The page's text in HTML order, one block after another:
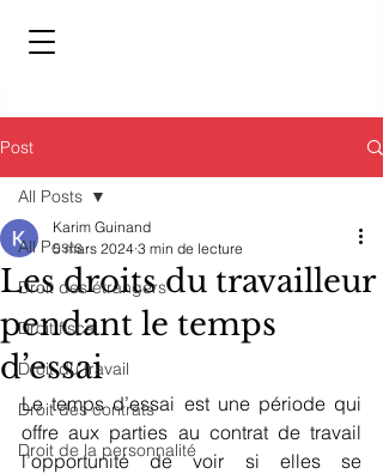
Post
All Posts
Droit des étrangers
Droit fiscal
Droit du travail
Droit des contrats
Droit de la personnalité
All Posts
Les droits du travailleur
pendant le temps
d’essai
Karim Guinand
5 mars 2024 3 min de lecture
Le temps d’essai est une période qui
offre aux parties au contrat de travail
l’opportunité de voir si elles se